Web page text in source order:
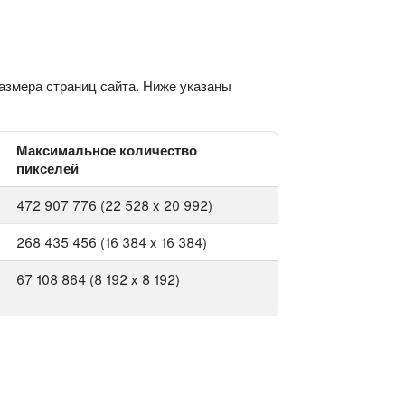
страниц сайта. Ниже указаны
Максимальное количество
пикселей
472 907 776 (22 528 x 20 992)
268 435 456 (16 384 x 16 384)
67 108 864 (8 192 x 8 192)